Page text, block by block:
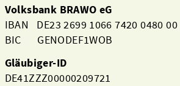
Volksbank BRAWO eG
IBAN DE23 2699 1066 7420 0480 00
BIC GENODEF1WOB
Gläubiger-ID
DE41ZZZ00000209721